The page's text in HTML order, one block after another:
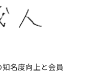
名度向上と会員